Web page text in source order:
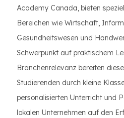
Academy Canada, bieten
Bereichen wie Wirtschaft,
Gesundheitswesen und
Schwerpunkt auf praktischem
Branchenrelevanz bereiten
Studierenden durch kleine
personalisierten Unterricht und
lokalen Unternehmen auf den